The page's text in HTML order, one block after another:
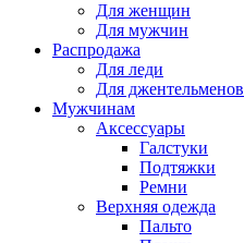
Для женщин
Для мужчин
Распродажа
Для леди
Для джентельменов
Мужчинам
Аксессуары
Галстуки
Подтяжки
Ремни
Верхняя одежда
Пальто